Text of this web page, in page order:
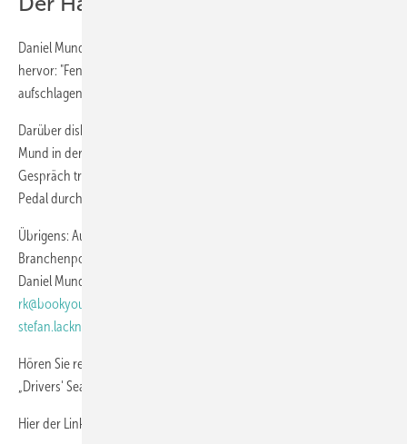
Daniel Mund hebt einen besonderen Vorteil der Fensterbranche
hervor: "Fensteranbieter können bei den Menschen zu Hause
aufschlagen." Diese Chance nutzen längst nicht alle optimal.
Darüber diskutieren Dr. Stefan Lackner, Reinhold Kober und Daniel
Mund in der neuesten Ausgabe der Podcasts Drivers' Seat – und das
Gespräch trägt vielleicht dazu bei, dass Sie demnächst wieder das
Pedal durchtreten können.
Übrigens: Auch Sie können ein
Branchenpodcast
Daniel Mund (
rk@bookyourvideo.com
stefan.lackner@erentum.com
Hören Sie rein in unsere vierunddreißigste Folge des Podcast-Formats
„Drivers' Seat"!
Hier der Link für alle